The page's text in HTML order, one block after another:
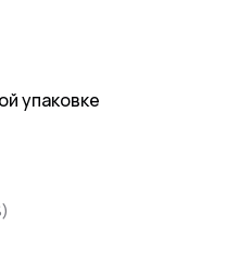
упаковке